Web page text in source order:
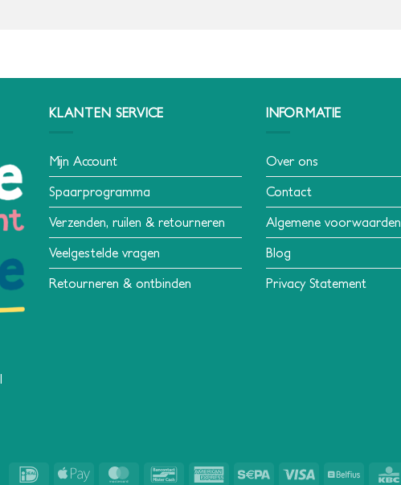
KLANTEN SERVICE
Mijn Account
Spaarprogramma
Verzenden, ruilen & retourneren
Veelgestelde vragen
Retourneren & ontbinden
INFORMATIE
Over ons
Contact
Algemene voorwaarden
Blog
Privacy Statement
IDeal
Apple
MasterCardBancontactAmerican Sepa Visa Belfius